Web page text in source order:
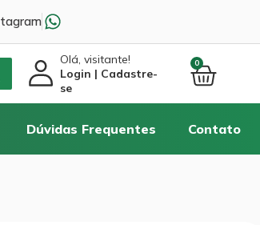
Olá, visitante!
Login | Cadastre-
se
0
Dúvidas Frequentes Contato